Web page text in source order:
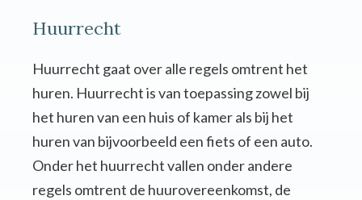
Huurrecht
Huurrecht gaat over alle regels omtrent het
huren. Huurrecht is van toepassing zowel bij
het huren van een huis of kamer als bij het
huren van bijvoorbeeld een fiets of een auto.
Onder het huurrecht vallen onder andere
regels omtrent de huurovereenkomst, de